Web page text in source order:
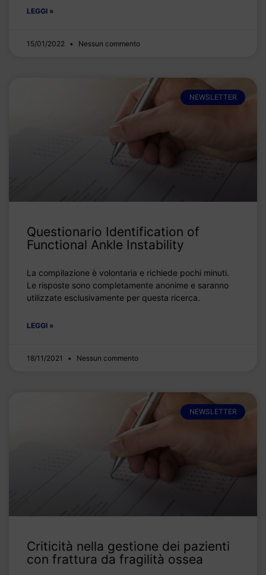
LEGGI »
15/01/2022 Nessun commento
NEWSLETTER
Questionario Identification of
Functional Ankle Instability
La compilazione è volontaria e richiede pochi minuti.
Le risposte sono completamente anonime e saranno
utilizzate esclusivamente per questa ricerca.
LEGGI »
18/11/2021 Nessun commento
NEWSLETTER
Criticità nella gestione dei pazienti
con frattura da fragilità ossea